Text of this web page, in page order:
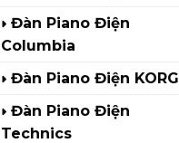
Đàn Piano Điện
Columbia
Đàn Piano Điện KORG
Đàn Piano Điện
Technics